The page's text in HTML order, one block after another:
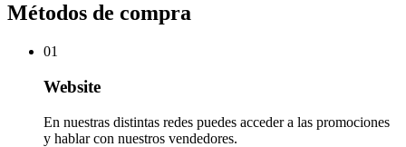
Métodos de compra
01
Website
En nuestras distintas redes puedes acceder a las promociones
y hablar con nuestros vendedores.